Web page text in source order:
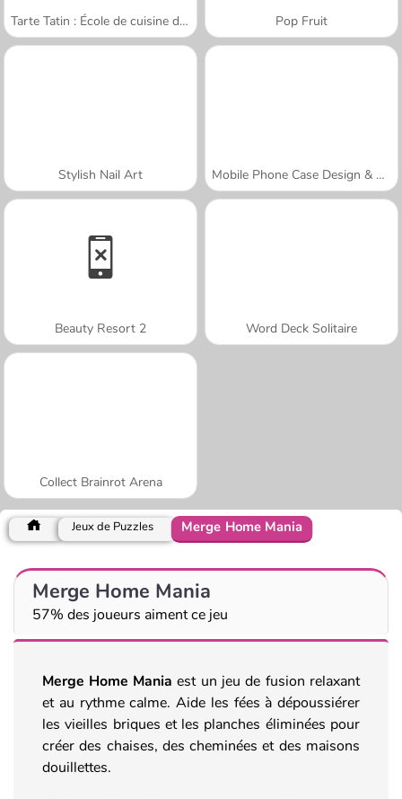
Tarte Tatin : École de cuisine de Sara Pop Fruit
Stylish Nail Art Mobile Phone Case Design & DIY
Beauty Resort 2 Word Deck Solitaire
Collect Brainrot Arena
Jeux de Puzzles Merge Home Mania
Merge Home Mania
57% des joueurs aiment ce jeu
Merge Home Mania est un jeu de fusion relaxant
et au rythme calme. Aide les fées à dépoussiérer
les vieilles briques et les planches éliminées pour
créer des chaises, des cheminées et des maisons
douillettes.